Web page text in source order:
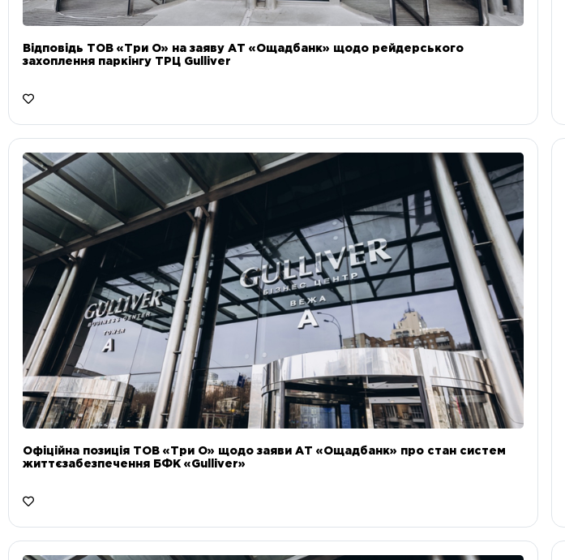
Відповідь ТОВ «Три О» на заяву АТ «Ощадбанк» щодо рейдерського
захоплення паркінгу ТРЦ Gulliver
Офіційна позиція ТОВ «Три О» щодо заяви АТ «Ощадбанк» про стан систем
життєзабезпечення БФК «Gulliver»